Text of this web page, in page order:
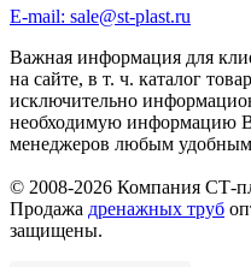
E-mail: sale@st-plast.ru
Важная информация для
на сайте, в т. ч. каталог
исключительно
необходимую информацию
менеджеров любым удобным
© 2008-2026 Компания СТ-
Продажа дренажных труб
защищены.